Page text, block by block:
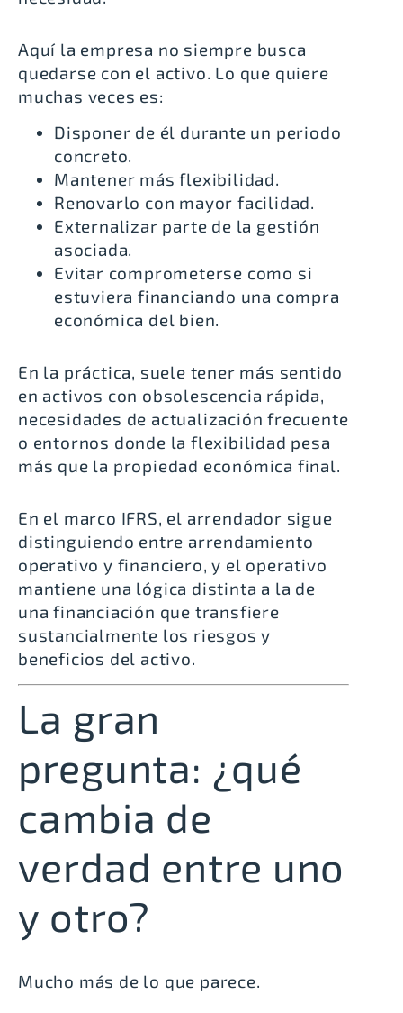
Aquí la empresa no siempre busca
quedarse con el activo. Lo que quiere
muchas veces es:
Disponer de él durante un periodo
concreto.
Mantener más flexibilidad.
Renovarlo con mayor facilidad.
Externalizar parte de la gestión
asociada.
Evitar comprometerse como si
estuviera financiando una compra
económica del bien.
En la práctica, suele tener más sentido
en activos con obsolescencia rápida,
necesidades de actualización frecuente
o entornos donde la flexibilidad pesa
más que la propiedad económica final.
En el marco IFRS, el arrendador sigue
distinguiendo entre arrendamiento
operativo y financiero, y el operativo
mantiene una lógica distinta a la de
una financiación que transfiere
sustancialmente los riesgos y
beneficios del activo.
La gran
pregunta: ¿qué
cambia de
verdad entre uno
y otro?
Mucho más de lo que parece.